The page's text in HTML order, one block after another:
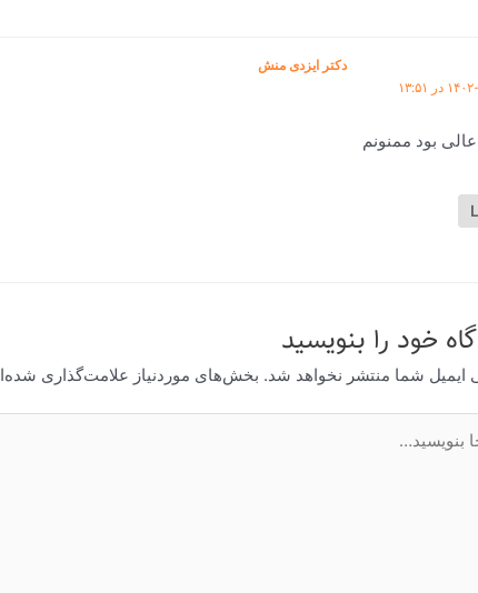
دکتر ایزدی منش
۱۳:۵۱
بود ممنونم
خود را بنویسید
ایمیل شما منتشر نخواهد شد. بخش‌های موردنیاز علامت‌گذاری